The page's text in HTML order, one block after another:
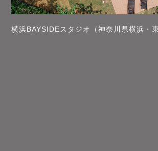
横浜BAYSIDEスタジオ（神奈川県横浜・東